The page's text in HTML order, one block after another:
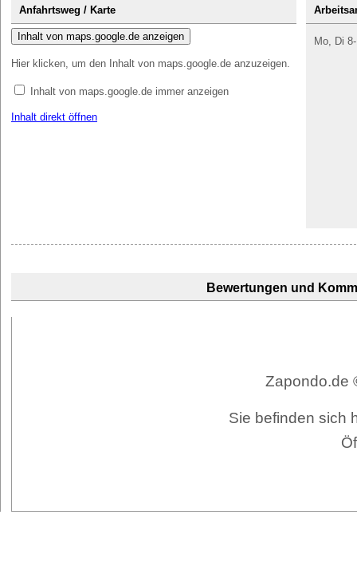
Anfahrtsweg / Karte
Inhalt von maps.google.de anzeigen
Hier klicken, um den Inhalt von maps.google.de anzuzeigen.
Inhalt von maps.google.de immer anzeigen
Inhalt direkt öffnen
Mo, Di
Bewertungen und
Zapondo.de
Sie befinden sich